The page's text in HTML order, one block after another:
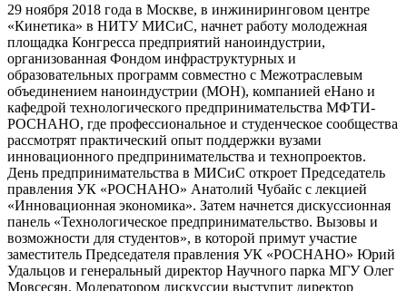
29 ноября 2018 года в Москве, в инжиниринговом центре
«Кинетика» в НИТУ МИСиС, начнет работу молодежная
площадка Конгресса предприятий наноиндустрии,
организованная Фондом инфраструктурных и
образовательных программ совместно с Межотраслевым
объединением наноиндустрии (МОН), компанией еНано и
кафедрой технологического предпринимательства МФТИ-
РОСНАНО, где профессиональное и студенческое сообщества
рассмотрят практический опыт поддержки вузами
инновационного предпринимательства и технопроектов.
День предпринимательства в МИСиС откроет Председатель
правления УК «РОСНАНО» Анатолий Чубайс с лекцией
«Инновационная экономика». Затем начнется дискуссионная
панель «Технологическое предпринимательство. Вызовы и
возможности для студентов», в которой примут участие
заместитель Председателя правления УК «РОСНАНО» Юрий
Удальцов и генеральный директор Научного парка МГУ Олег
Мовсесян. Модератором дискуссии выступит директор